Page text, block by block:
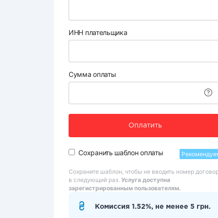
ИНН плательщика
Сумма оплаты
Оплатить
Сохранить шаблон оплаты
Сохраните шаблон, чтобы не вводить номер
в следующий раз. Услуга доступна
зарегистрированным пользователям.
Комиссия 1.52%, не менее 5 грн.